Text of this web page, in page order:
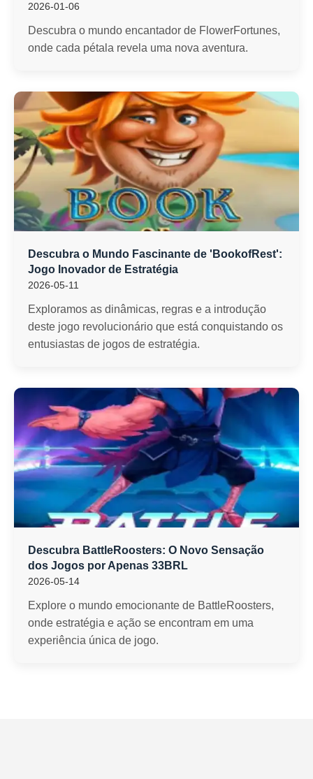
2026-01-06
Descubra o mundo encantador de FlowerFortunes,
onde cada pétala revela uma nova aventura.
Descubra o Mundo Fascinante de 'BookofRest':
Jogo Inovador de Estratégia
2026-05-11
Exploramos as dinâmicas, regras e a introdução
deste jogo revolucionário que está conquistando os
entusiastas de jogos de estratégia.
Descubra BattleRoosters: O Novo Sensação
dos Jogos por Apenas 33BRL
2026-05-14
Explore o mundo emocionante de BattleRoosters,
onde estratégia e ação se encontram em uma
experiência única de jogo.